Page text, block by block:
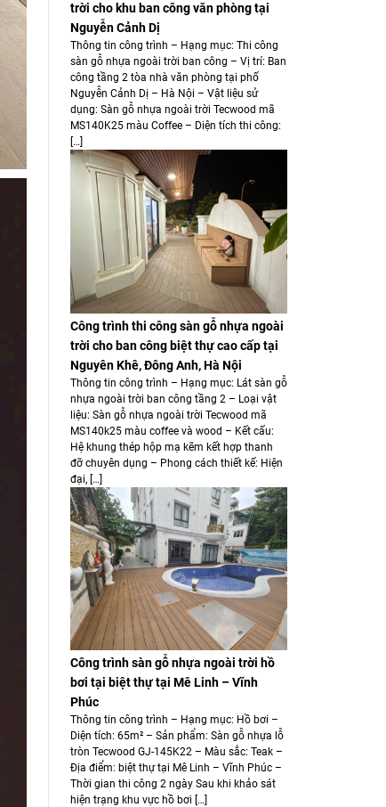
trời cho khu ban công văn phòng tại
Nguyễn Cảnh Dị
Thông tin công trình – Hạng mục: Thi công
sàn gỗ nhựa ngoài trời ban công – Vị trí: Ban
công tầng 2 tòa nhà văn phòng tại phố
Nguyễn Cảnh Dị – Hà Nội – Vật liệu sử
dụng: Sàn gỗ nhựa ngoài trời Tecwood mã
MS140K25 màu Coffee – Diện tích thi công:
[…]
Công trình thi công sàn gỗ nhựa ngoài
trời cho ban công biệt thự cao cấp tại
Nguyên Khê, Đông Anh, Hà Nội
Thông tin công trình – Hạng mục: Lát sàn gỗ
nhựa ngoài trời ban công tầng 2 – Loại vật
liệu: Sàn gỗ nhựa ngoài trời Tecwood mã
MS140k25 màu coffee và wood – Kết cấu:
Hệ khung thép hộp mạ kẽm kết hợp thanh
đỡ chuyên dụng – Phong cách thiết kế: Hiện
đại, […]
Công trình sàn gỗ nhựa ngoài trời hồ
bơi tại biệt thự tại Mê Linh – Vĩnh
Phúc
Thông tin công trình – Hạng mục: Hồ bơi –
Diện tích: 65m² – Sản phẩm: Sàn gỗ nhựa lỗ
tròn Tecwood GJ-145K22 – Màu sắc: Teak –
Địa điểm: biệt thự tại Mê Linh – Vĩnh Phúc –
Thời gian thi công 2 ngày Sau khi khảo sát
hiện trạng khu vực hồ bơi […]